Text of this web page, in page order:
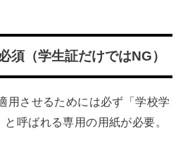
須（学生証だけではNG）
用させるためには必ず「学校学
呼ばれる専用の用紙が必要。